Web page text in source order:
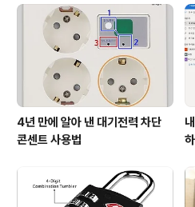
사인 위딧소프트에서 보다 한 단계 업그레이
비스를 소개해주더군요. 며칠 동안 의 기능을
스트 해 본 후 퍼실리테이터 사전 교육과 원
사용해 보았습니다. 이벤터스 홈페이..
4년 만에 알아 낸 대기전력 차단
콘센트 사용법